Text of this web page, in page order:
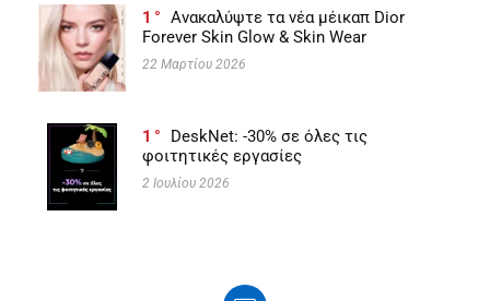
1
Ανακαλύψτε τα νέα μέικαπ Dior
Forever Skin Glow & Skin Wear
22 Μαρτίου 2026
1
DeskNet: -30% σε όλες τις
φοιτητικές εργασίες
2 Ιουλίου 2026